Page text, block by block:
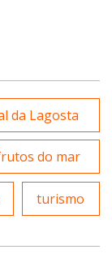
da Lagosta
do mar
turismo